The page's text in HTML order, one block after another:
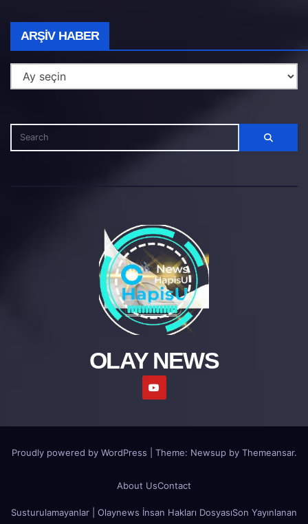
ARŞIV HABER
Haber
OLAY NEWS
Proudly powered by WordPress Theme: Newsup by Themeansar.
About UsContact
Susturulamayanlar | Olaynews İnsan Hakları DosyasıSon Yayınlanan